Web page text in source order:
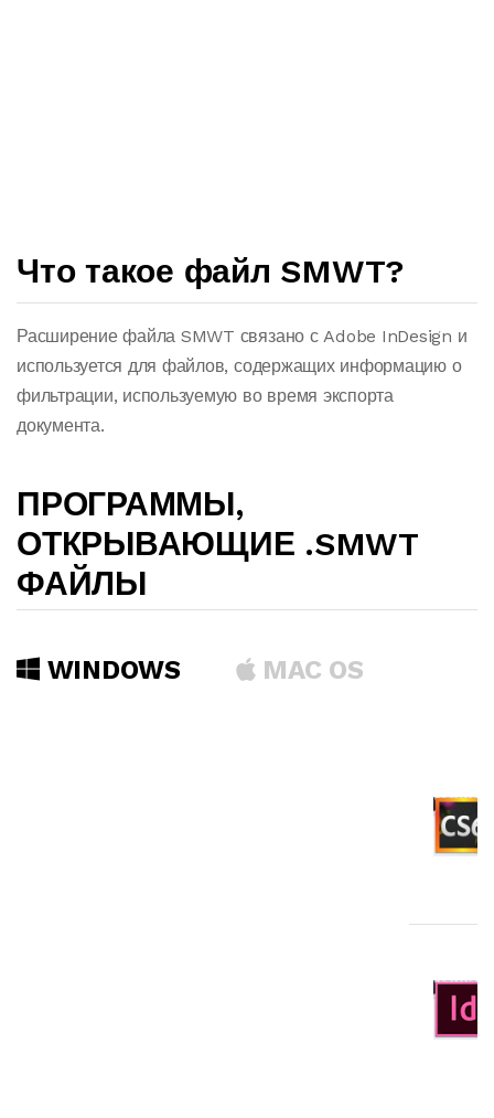
Что такое файл SMWT?
Расширение файла SMWT связано с Adobe InDesign и
используется для файлов, содержащих информацию о
фильтрации, используемую во время экспорта
документа.
ПРОГРАММЫ,
ОТКРЫВАЮЩИЕ .SMWT
ФАЙЛЫ
WINDOWS MAC OS